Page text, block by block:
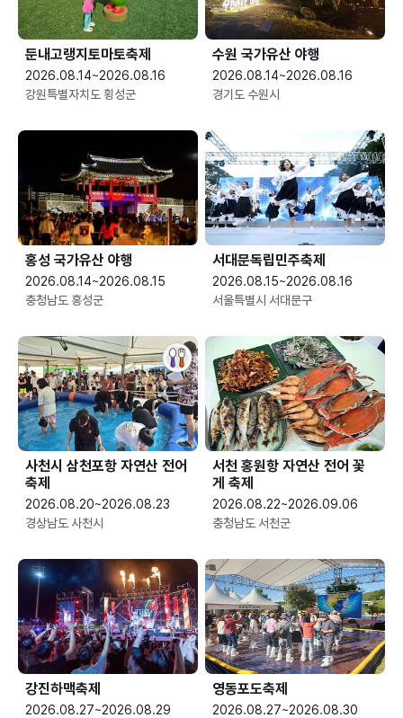
둔내고랭지토마토축제
2026.08.14~2026.08.16
강원특별자치도 횡성군
수원 국가유산 야행
2026.08.14~2026.08.16
경기도 수원시
홍성 국가유산 야행
2026.08.14~2026.08.15
충청남도 홍성군
서대문독립민주축제
2026.08.15~2026.08.16
서울특별시 서대문구
사천시 삼천포항 자연산 전어
축제
2026.08.20~2026.08.23
경상남도 사천시
서천 홍원항 자연산 전어 꽃
게 축제
2026.08.22~2026.09.06
충청남도 서천군
강진하맥축제
2026.08.27~2026.08.29
영동포도축제
2026.08.27~2026.08.30